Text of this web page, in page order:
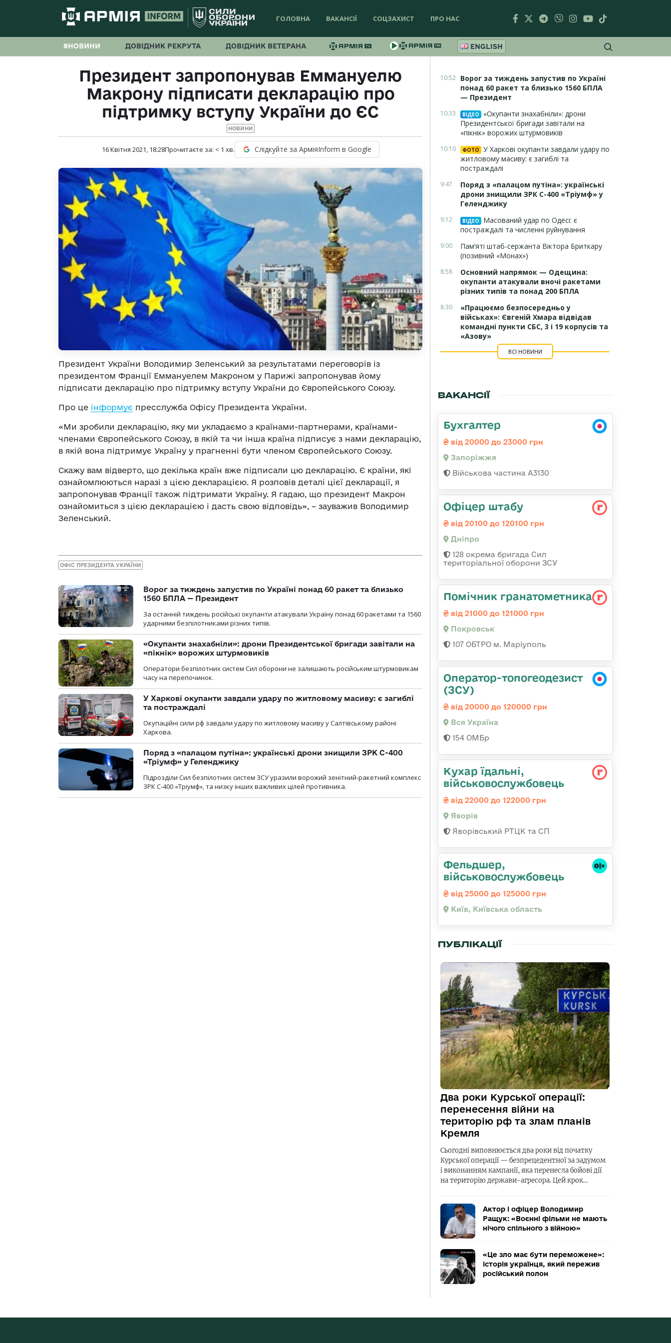
ГОЛОВНА ВАКАНСІЇ СОЦЗАХИСТ ПРО НАС
#НОВИНИ ДОВІДНИК РЕКРУТА ДОВІДНИК ВЕТЕРАНА ENGLISH
Президент запропонував Еммануелю
Макрону підписати декларацію про
підтримку вступу України до ЄС
НОВИНИ
16 Квітня 2021, 18:28Прочитаєте за: < 1 хв. Слідкуйте за АрміяInform в Google
Президент України Володимир Зеленський за результатами переговорів із
президентом Франції Еммануелем Макроном у Парижі запропонував йому
підписати декларацію про підтримку вступу України до Європейського Союзу.
Про це інформує пресслужба Офісу Президента України.
«Ми зробили декларацію, яку ми укладаємо з країнами-партнерами, країнами-
членами Європейського Союзу, в якій та чи інша країна підписує з нами декларацію,
в якій вона підтримує Україну у прагненні бути членом Європейського Союзу.
Скажу вам відверто, що декілька країн вже підписали цю декларацію. Є країни, які
ознайомлюються наразі з цією декларацією. Я розповів деталі цієї декларації, я
запропонував Франції також підтримати Україну. Я гадаю, що президент Макрон
ознайомиться з цією декларацією і дасть свою відповідь», – зауважив Володимир
Зеленський.
ОФІС ПРЕЗИДЕНТА УКРАЇНИ
Ворог за тиждень запустив по Україні понад 60 ракет та близько
1560 БПЛА — Президент
За останній тиждень російські окупанти атакували Україну понад 60 ракетами та 1560
ударними безпілотниками різних типів.
«Окупанти знахабніли»: дрони Президентської бригади завітали на
«пікнік» ворожих штурмовиків
Оператори безпілотних систем Сил оборони не залишають російським штурмовикам
часу на перепочинок.
У Харкові окупанти завдали удару по житловому масиву: є загиблі
та постраждалі
Окупаційні сили рф завдали удару по житловому масиву у Салтівському районі
Харкова.
Поряд з «палацом путіна»: українські дрони знищили ЗРК С-400
«Тріумф» у Геленджику
Підрозділи Сил безпілотних систем ЗСУ уразили ворожий зенітний-ракетний комплекс
ЗРК С-400 «Тріумф», та низку інших важливих цілей противника.
10:52 Ворог за тиждень запустив по Україні
понад 60 ракет та близько 1560 БПЛА
— Президент
10:33 ВІДЕО
«Окупанти знахабніли»: дрони
Президентської бригади завітали на
«пікнік» ворожих штурмовиків
10:10 ФОТО
У Харкові окупанти завдали удару по
житловому масиву: є загиблі та
постраждалі
9:47
Поряд з «палацом путіна»: українські
дрони знищили ЗРК С-400 «Тріумф» у
Геленджику
9:12 ВІДЕО
Масований удар по Одесі: є
постраждалі та численні руйнування
9:00
Пам’яті штаб-сержанта Віктора Бриткару
(позивний «Монах»)
8:58
Основний напрямок — Одещина:
окупанти атакували вночі ракетами
різних типів та понад 200 БПЛА
8:30
«Працюємо безпосередньо у
військах»: Євгеній Хмара відвідав
командні пункти СБС, 3 і 19 корпусів та
«Азову»
ВСІ НОВИНИ
ВАКАНСІЇ
Бухгалтер
від 20000 до 23000 грн
Запоріжжя
Військова частина А3130
Офіцер штабу
від 20100 до 120100 грн
Дніпро
128 окрема бригада Сил
територіальної оборони ЗСУ
Помічник гранатометника
від 21000 до 121000 грн
Покровськ
107 ОБТРО м. Маріуполь
Оператор-топогеодезист
(ЗСУ)
від 20000 до 120000 грн
Вся Україна
154 ОМБр
Кухар їдальні,
військовослужбовець
від 22000 до 122000 грн
Яворів
Яворівський РТЦК та СП
Фельдшер,
військовослужбовець
від 25000 до 125000 грн
Київ, Київська область
ПУБЛІКАЦІЇ
Два роки Курської операції:
перенесення війни на
територію рф та злам планів
Кремля
Сьогодні виповнюється два роки від початку
Курської операції — безпрецедентної за задумом
і виконанням кампанії, яка перенесла бойові дії
на територію держави-агресора. Цей крок…
Актор і офіцер Володимир
Ращук: «Воєнні фільми не мають
нічого спільного з війною»
«Це зло має бути переможене»:
історія українця, який пережив
російський полон